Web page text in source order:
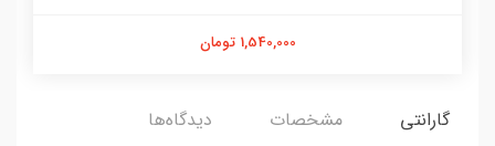
1,540,000 تومان
گارانتی مشخصات دیدگاه‌ها